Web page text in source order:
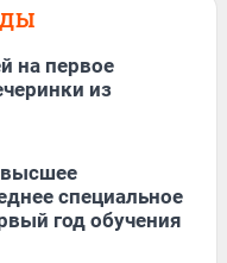
на первое
из
высшее
специальное
год обучения